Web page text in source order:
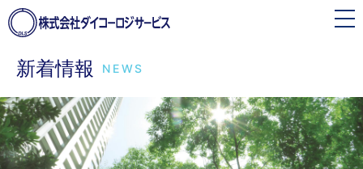
toggle
navigation
新着情報 NEWS